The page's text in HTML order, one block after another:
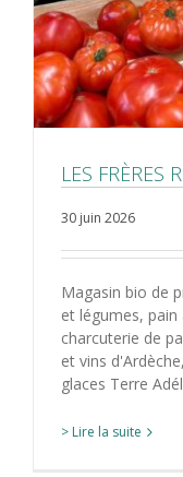
LES FRÈRES
30 juin 2026
Magasin bio de
et légumes,
charcuterie de
et vins
glaces Terre
> Lire la suite